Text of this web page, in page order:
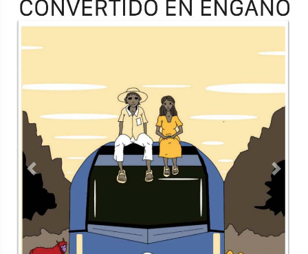
TODOS LOS SUPLEMENTOS
Contacto Directorio Aviso de privacidad
Copyright ©2026 Todos los derechos reservados | La Jornada